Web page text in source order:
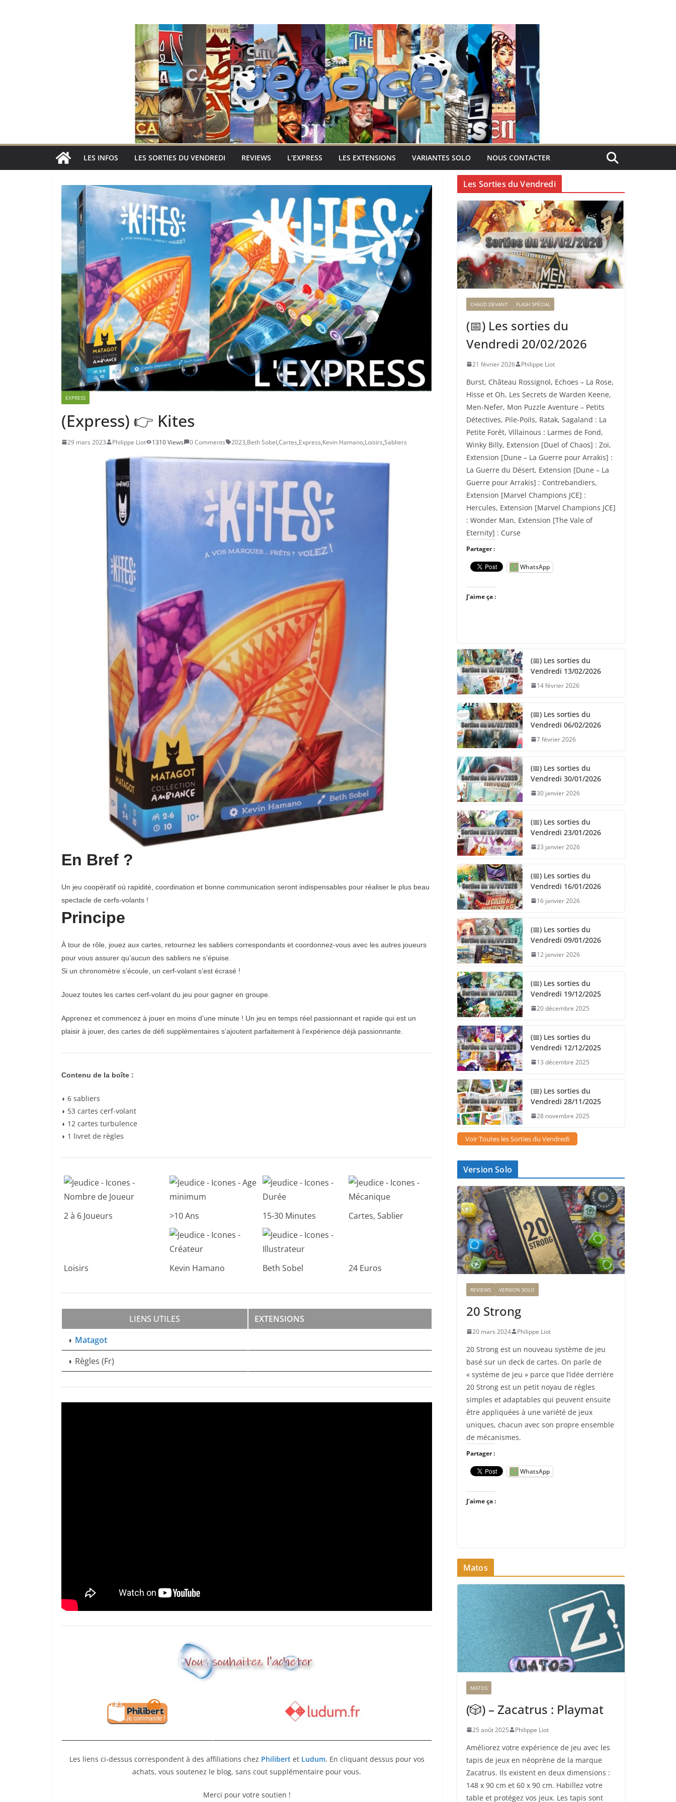
LES INFOS LES SORTIES DU VENDREDI REVIEWS L’EXPRESS LES EXTENSIONS VARIANTES SOLO NOUS CONTACTER
EXPRESS
(Express) 👉 Kites
29 mars 2023 Philippe Liot 1310 Views 0 Comments 2023,Beth Sobel,Cartes,Express,Kevin Hamano,Loisirs,Sabliers
En Bref ?
Un jeu coopératif où rapidité, coordination et bonne communication seront indispensables pour réaliser le plus beau
spectacle de cerfs-volants !
Principe
À tour de rôle, jouez aux cartes, retournez les sabliers correspondants et coordonnez-vous avec les autres joueurs
pour vous assurer qu’aucun des sabliers ne s’épuise.
Si un chronomètre s’écoule, un cerf-volant s’est écrasé !
Jouez toutes les cartes cerf-volant du jeu pour gagner en groupe.
Apprenez et commencez à jouer en moins d’une minute ! Un jeu en temps réel passionnant et rapide qui est un
plaisir à jouer, des cartes de défi supplémentaires s’ajoutent parfaitement à l’expérience déjà passionnante.
Contenu de la boîte :
◗ 6 sabliers
◗ 53 cartes cerf-volant
◗ 12 cartes turbulence
◗ 1 livret de règles
2 à 6 Joueurs >10 Ans 15-30 Minutes Cartes, Sablier
Loisirs Kevin Hamano Beth Sobel 24 Euros
LIENS UTILES
EXTENSIONS
◗ Matagot
◗ Règles (Fr)
Les liens ci-dessus correspondent à des affiliations chez Philibert et Ludum. En cliquant dessus pour vos
achats, vous soutenez le blog, sans cout supplémentaire pour vous.
Merci pour votre soutien !
Les Sorties du Vendredi
CHAUD DEVANT FLASH SPÉCIAL
(📅) Les sorties du
Vendredi 20/02/2026
21 février 2026 Philippe Liot
Burst, Château Rossignol, Echoes – La Rose,
Hisse et Oh, Les Secrets de Warden Keene,
Men-Nefer, Mon Puzzle Aventure – Petits
Détectives, Pile-Poils, Ratak, Sagaland : La
Petite Forêt, Villainous : Larmes de Fond,
Winky Billy, Extension [Duel of Chaos] : Zoi,
Extension [Dune – La Guerre pour Arrakis] :
La Guerre du Désert, Extension [Dune – La
Guerre pour Arrakis] : Contrebandiers,
Extension [Marvel Champions JCE] :
Hercules, Extension [Marvel Champions JCE]
: Wonder Man, Extension [The Vale of
Eternity] : Curse
Partager :
WhatsApp
J’aime ça :
(📅) Les sorties du
Vendredi 13/02/2026
14 février 2026
(📅) Les sorties du
Vendredi 06/02/2026
7 février 2026
(📅) Les sorties du
Vendredi 30/01/2026
30 janvier 2026
(📅) Les sorties du
Vendredi 23/01/2026
23 janvier 2026
(📅) Les sorties du
Vendredi 16/01/2026
16 janvier 2026
(📅) Les sorties du
Vendredi 09/01/2026
12 janvier 2026
(📅) Les sorties du
Vendredi 19/12/2025
20 décembre 2025
(📅) Les sorties du
Vendredi 12/12/2025
13 décembre 2025
(📅) Les sorties du
Vendredi 28/11/2025
28 novembre 2025
Voir Toutes les Sorties du Vendredi
Version Solo
REVIEWS VERSION SOLO
20 Strong
20 mars 2024 Philippe Liot
20 Strong est un nouveau système de jeu
basé sur un deck de cartes. On parle de
« système de jeu » parce que l’idée derrière
20 Strong est un petit noyau de règles
simples et adaptables qui peuvent ensuite
être appliquées à une variété de jeux
uniques, chacun avec son propre ensemble
de mécanismes.
Partager :
WhatsApp
J’aime ça :
Matos
MATOS
(🎲) – Zacatrus : Playmat
25 août 2025 Philippe Liot
Améliorez votre expérience de jeu avec les
tapis de jeux en néoprène de la marque
Zacatrus. Ils existent en deux dimensions :
148 x 90 cm et 60 x 90 cm. Habillez votre
table et protégez vos jeux. Les tapis sont